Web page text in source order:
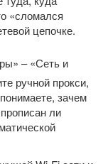
«сломался
цепочке.
– «Сеть и
ручной прокси,
зачем
ли